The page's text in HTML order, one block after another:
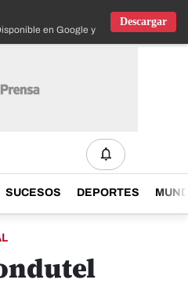
en Google y IOS
Descargar
SUCESOS DEPORTES